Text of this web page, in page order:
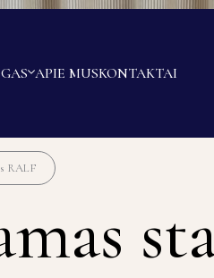
APIE MUSKONTAKTAI
RALF